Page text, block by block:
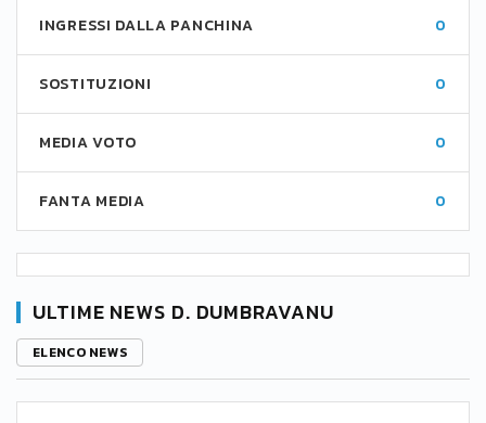
INGRESSI DALLA PANCHINA 0
SOSTITUZIONI 0
MEDIA VOTO 0
FANTA MEDIA 0
ULTIME NEWS D. DUMBRAVANU
ELENCO NEWS